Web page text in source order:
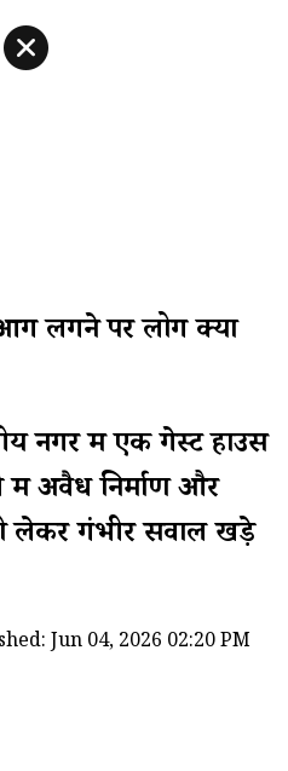
लगने पर लोग क्यों
नगर में एक गेस्ट हाउस
अवैध निर्माण और
लेकर गंभीर सवाल खड़े
Jun 04, 2026 02:20 PM